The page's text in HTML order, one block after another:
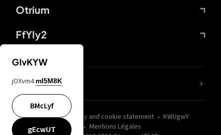
Otrium
FfYIy2
wZQPfd Privacy and cookie statement
KWUgwY
Mentions Légales
nLC6tu
GIvKYW
jOXvm4 mI5M8K
BMcLyf
gEcwUT